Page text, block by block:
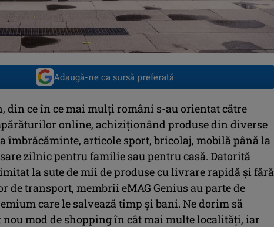
Adaugă-ne ca sursă preferată
din ce în ce mai mulți români s-au orientat către
online, achiziționând produse din diverse
îmbrăcăminte, articole sport, bricolaj, mobilă până la
zilnic pentru familie sau pentru casă. Datorită
la sute de mii de produse cu livrare rapidă și fără
de transport, membrii eMAG Genius au parte de
care le salvează timp și bani. Ne dorim să
nou mod de shopping în cât mai multe localități, iar